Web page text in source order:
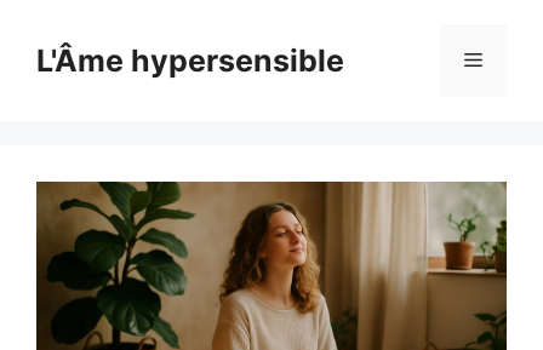
contenuL'Âme hypersensible Menu